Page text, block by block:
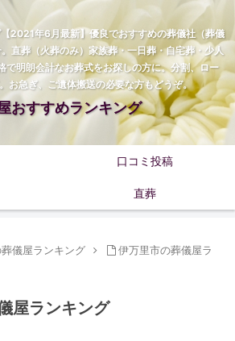
2021年6月最新】優良でおすすめの葬儀社（葬儀
直葬（火葬のみ）家族葬・一日葬・自宅葬・少人
で明朗会計なお葬式をお探しの方に。分割、ロー
お急ぎ、ご遺体搬送の必要な方もどうぞ。
おすすめランキング
口コミ投稿
直葬
儀屋ランキング
伊万里市の葬儀屋ラ
屋ランキング